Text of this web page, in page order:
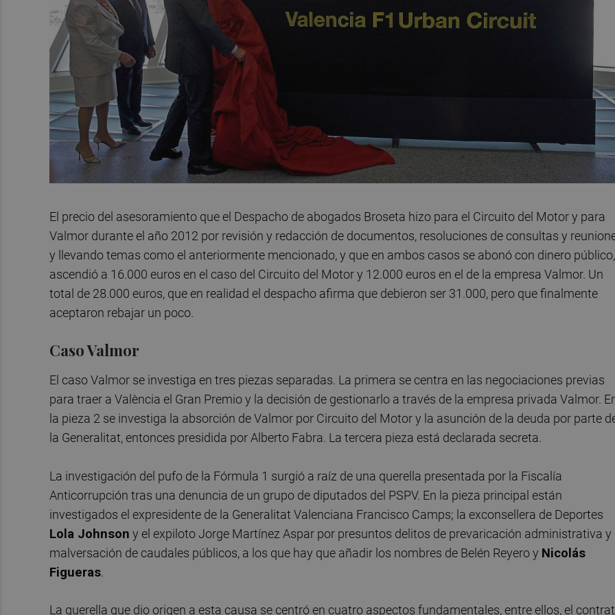
El precio del asesoramiento que el Despacho de abogados Broseta hizo para el Circuito del Motor y para
Valmor durante el año 2012 por revisión y redacción de documentos, resoluciones de consultas y
y llevando temas como el anteriormente mencionado, y que en ambos casos se abonó con dinero público,
ascendió a 16.000 euros en el caso del Circuito del Motor y 12.000 euros en el de la empresa Valmor. Un
total de 28.000 euros, que en realidad el despacho afirma que debieron ser 31.000, pero que finalmente
aceptaron rebajar un poco.
Caso Valmor
El caso Valmor se investiga en tres piezas separadas. La primera se centra en las negociaciones previas
para traer a València el Gran Premio y la decisión de gestionarlo a través de la empresa privada Valmor.
la pieza 2 se investiga la absorción de Valmor por Circuito del Motor y la asunción de la deuda por parte
la Generalitat, entonces presidida por Alberto Fabra. La tercera pieza está declarada secreta.
La investigación del pufo de la Fórmula 1 surgió a raíz de una querella presentada por la Fiscalía
Anticorrupción tras una denuncia de un grupo de diputados del PSPV. En la pieza principal están
investigados el expresidente de la Generalitat Valenciana Francisco Camps; la exconsellera de Deportes
Lola Johnson y el expiloto Jorge Martínez Aspar por presuntos delitos de prevaricación administrativa y
malversación de caudales públicos, a los que hay que añadir los nombres de Belén Reyero y Nicolás
Figueras.
La querella que dio origen a esta causa se centró en cuatro aspectos fundamentales, entre ellos, el